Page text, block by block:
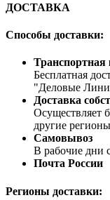
ДОСТАВКА
Способы доставки:
Бесплатная
"Деловые
Доставка
Осуществляет
другие
Самовывоз
В рабочие дни
Почта России
Регионы доставки: